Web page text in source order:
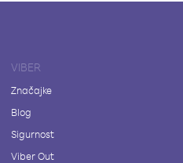
VIBER
Značajke
Blog
Sigurnost
Viber Out